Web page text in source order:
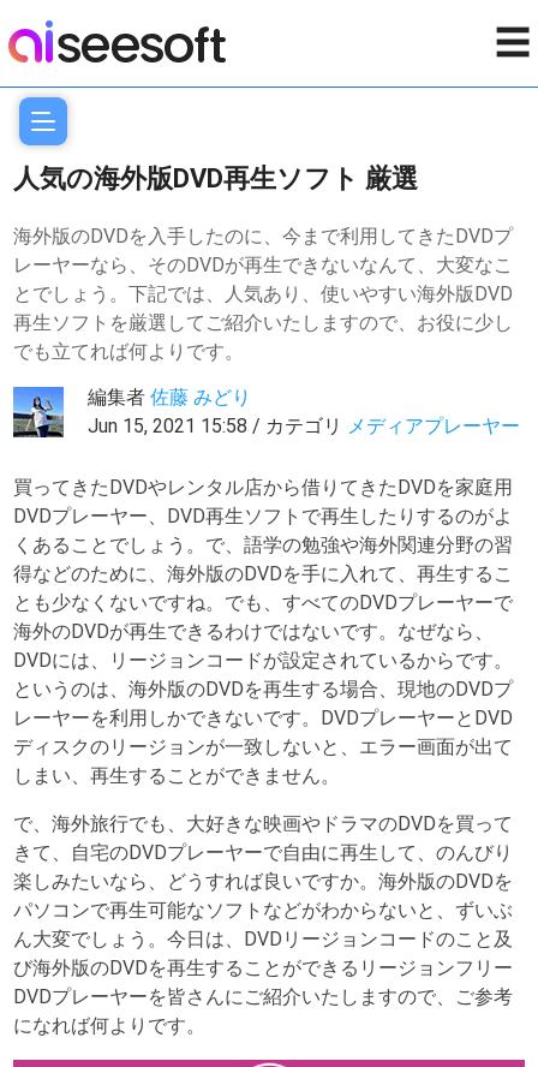
☰
人気の海外版DVD再生ソフト 厳選
海外版のDVDを入手したのに、今まで利用してきたDVDプ
レーヤーなら、そのDVDが再生できないなんて、大変なこ
とでしょう。下記では、人気あり、使いやすい海外版DVD
再生ソフトを厳選してご紹介いたしますので、お役に少し
でも立てれば何よりです。
編集者佐藤 みどり
Jun 15, 2021 15:58 / カテゴリ メディアプレーヤー
買ってきたDVDやレンタル店から借りてきたDVDを家庭用
DVDプレーヤー、DVD再生ソフトで再生したりするのがよ
くあることでしょう。で、語学の勉強や海外関連分野の習
得などのために、海外版のDVDを手に入れて、再生するこ
とも少なくないですね。でも、すべてのDVDプレーヤーで
海外のDVDが再生できるわけではないです。なぜなら、
DVDには、リージョンコードが設定されているからです。
というのは、海外版のDVDを再生する場合、現地のDVDプ
レーヤーを利用しかできないです。DVDプレーヤーとDVD
ディスクのリージョンが一致しないと、エラー画面が出て
しまい、再生することができません。
で、海外旅行でも、大好きな映画やドラマのDVDを買って
きて、自宅のDVDプレーヤーで自由に再生して、のんびり
楽しみたいなら、どうすれば良いですか。海外版のDVDを
パソコンで再生可能なソフトなどがわからないと、ずいぶ
ん大変でしょう。今日は、DVDリージョンコードのこと及
び海外版のDVDを再生することができるリージョンフリー
DVDプレーヤーを皆さんにご紹介いたしますので、ご参考
になれば何よりです。